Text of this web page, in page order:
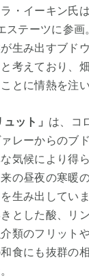
・イーキン氏
ステーツに参画
生み出すブド
考えており、
とに情熱を注
ット」 は、コ
レーからのブ
気候により得
の昼夜の寒暖
生み出してい
とした酸、リ
類のフリット
食にも抜群の